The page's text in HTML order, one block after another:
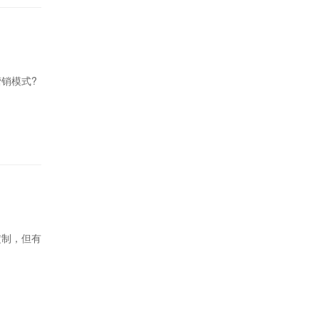
模式?
，但有